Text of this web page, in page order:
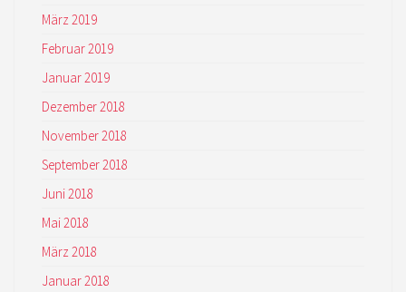
März 2019
Februar 2019
Januar 2019
Dezember 2018
November 2018
September 2018
Juni 2018
Mai 2018
März 2018
Januar 2018
KONTAKT
AVENIR INDUSTRIE VALAIS / WALLIS
AVENUE DE LA GARE 5
079 324 06 03